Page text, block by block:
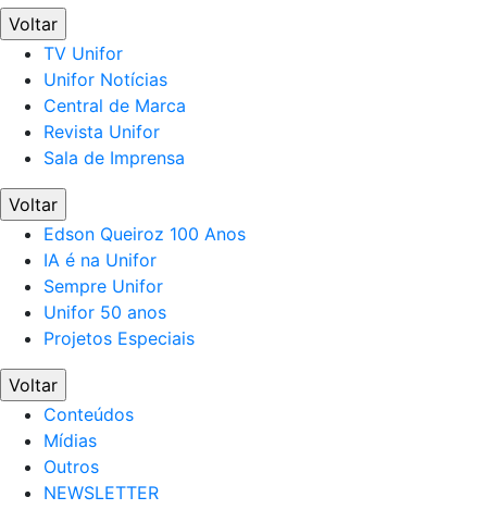
Voltar
TV Unifor
Unifor Notícias
Central de Marca
Revista Unifor
Sala de Imprensa
Voltar
Edson Queiroz 100 Anos
IA é na Unifor
Sempre Unifor
Unifor 50 anos
Projetos Especiais
Voltar
Conteúdos
Mídias
Outros
NEWSLETTER